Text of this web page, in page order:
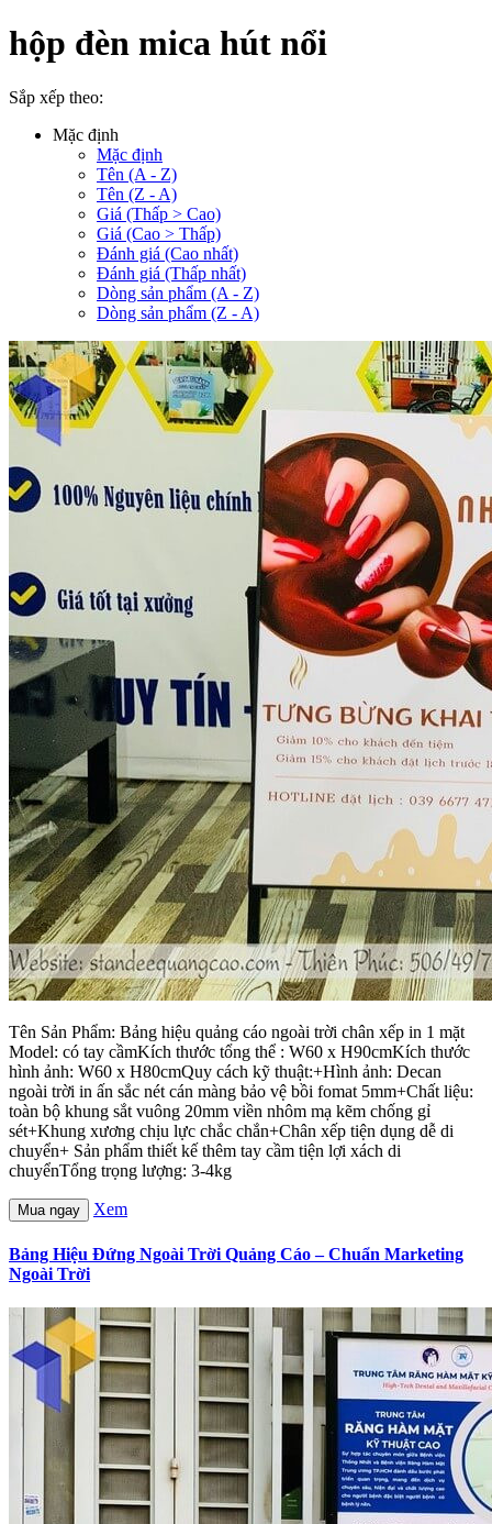
hộp đèn mica hút nổi
Sắp xếp theo:
Mặc định
Mặc định
Tên (A - Z)
Tên (Z - A)
Giá (Thấp > Cao)
Giá (Cao > Thấp)
Đánh giá (Cao nhất)
Đánh giá (Thấp nhất)
Dòng sản phẩm (A - Z)
Dòng sản phẩm (Z - A)
Tên Sản Phẩm: Bảng hiệu quảng cáo ngoài trời chân xếp in 1 mặt
Model: có tay cầmKích thước tổng thể : W60 x H90cmKích thước
hình ảnh: W60 x H80cmQuy cách kỹ thuật:+Hình ảnh: Decan
ngoài trời in ấn sắc nét cán màng bảo vệ bồi fomat 5mm+Chất liệu:
toàn bộ khung sắt vuông 20mm viền nhôm mạ kẽm chống gỉ
sét+Khung xương chịu lực chắc chắn+Chân xếp tiện dụng dễ di
chuyển+ Sản phẩm thiết kế thêm tay cầm tiện lợi xách di
chuyểnTổng trọng lượng: 3-4kg
Mua ngay Xem
Bảng Hiệu Đứng Ngoài Trời Quảng Cáo – Chuẩn Marketing
Ngoài Trời